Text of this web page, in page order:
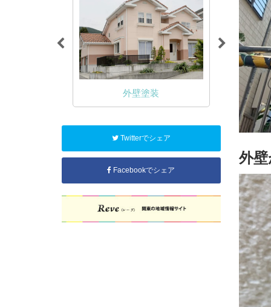
外
外壁塗装
Twitterでシェア
Facebookでシェア